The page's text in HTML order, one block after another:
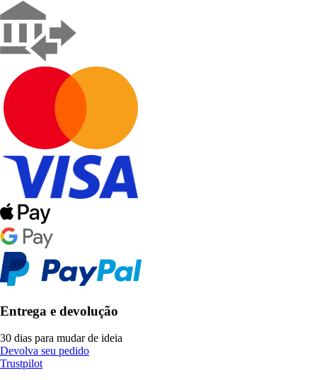
Entrega e devolução
30 dias para mudar de ideia
Devolva seu pedido
Trustpilot